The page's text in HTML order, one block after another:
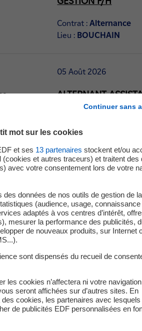
Contrat :Alternance
Lieu : BOUCHAIN
05 Août 2026
ALTERNANT
Lieu :LILLE (59000)
04 Août 2026
ALTERNANCE -
Contrat :Alternance
Lieu :LAMBERSART
04 Août 2026
TECHNICIEN DE
Contrat :Alternance
Lieu :
Continuer sans
mot sur les cookies
et ses 13 partenaires stockent et/ou
et autres traceurs) et traitent des
avec votre consentement lors de votre
données de nos outils de gestion de
(audience, usage,
adaptés à vos centres d’intérêt,
mesurer la performance des publicités,
de nouveaux produits, sur Internet
sont dispensés du recueil de
les cookies n’affectera ni votre
seront affichées sur d’autres sites. En
cookies, les partenaires avec
de publicités EDF personnalisées en